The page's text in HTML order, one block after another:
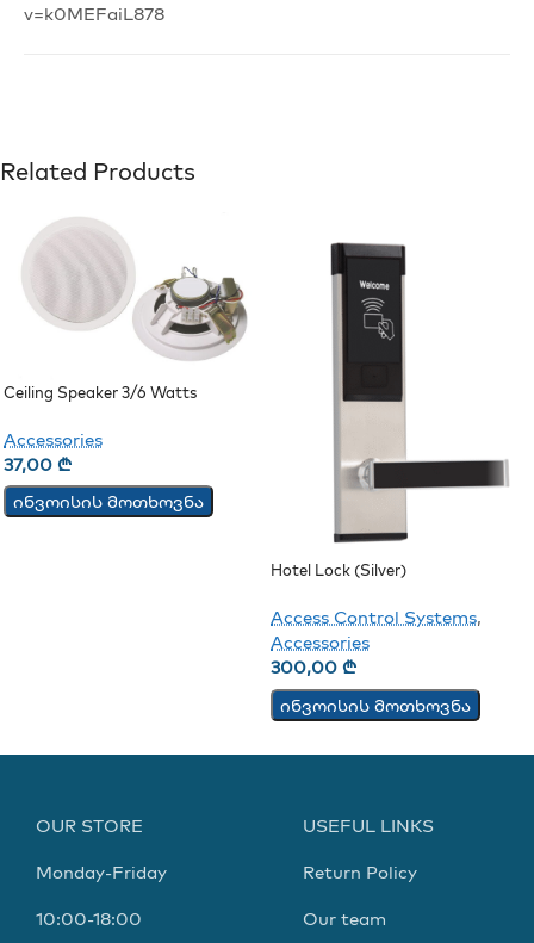
v=k0MEFaiL878
Related Products
Ceiling Speaker 3/6 Watts
Accessories
37,00 ₾
ინვოისის მოთხოვნა
Hotel Lock (Silver)
Access Control Systems,
Accessories
300,00 ₾
ინვოისის მოთხოვნა
OUR STORE
Monday-Friday
10:00-18:00
USEFUL LINKS
Return Policy
Our team